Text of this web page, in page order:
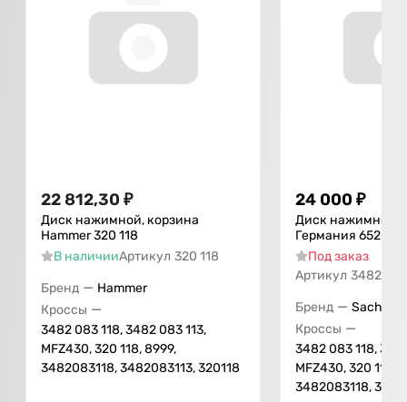
22 812,30 ₽
Диск нажимной, корзина
Hammer 320 118
В наличииАртикул 320 118
Бренд — Hammer
Кроссы —
3482 083 118, 3482 083 113,
MFZ430, 320 118, 8999,
3482083118, 3482083113, 320118
24 000 ₽
Диск нажимной,
Германия 6520
Под заказ
Артикул 3482
Бренд — Sachs
Кроссы —
3482 083 118,
MFZ430, 320 118,
3482083118,